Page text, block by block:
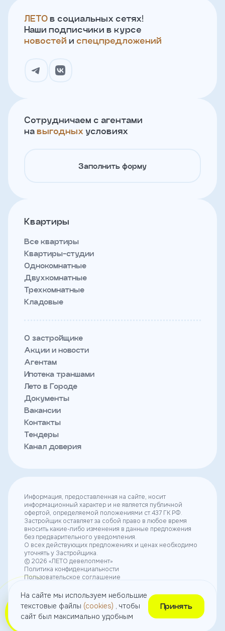
Выбрать
ЛЕТО в социальных сетях!
Наши подписчики в курсе
новостей и спецпредложений
Сотрудничаем с агентами
на выгодных условиях
Заполнить форму
Квартиры
Все квартиры
Квартиры-студии
Однокомнатные
Двухкомнатные
Трехкомнатные
Кладовые
О застройщике
Акции и новости
Агентам
Ипотека траншами
Лето в Городе
Документы
Вакансии
Контакты
Тендеры
Канал доверия
Информация, предоставленная на сайте, носит
информационный характер и не является публичной
офертой, определяемой положениями ст.437 ГК РФ.
Застройщик оставляет за собой право в любое время
вносить какие-либо изменения в данные предложения
без предварительного уведомления.
О всех действующих предложениях и ценах необходимо
уточнять у Застройщика.
© 2026 «ЛЕТО девелопмент»
Политика конфиденциальности
Пользовательское соглашение
Согласие на использование небольших текстовых
файлов (cookies)
На сайте мы используем небольшие
текстовые файлы (cookies) , чтобы
сайт был максимально удобным
Принять